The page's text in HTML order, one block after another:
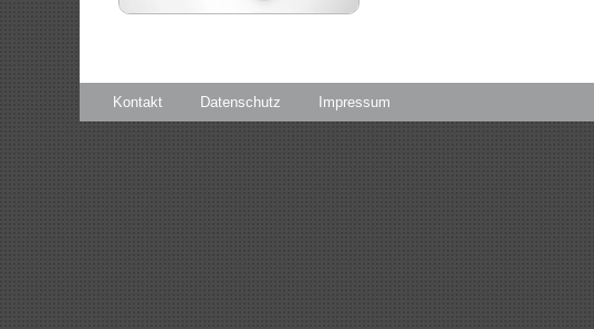
Kontakt Datenschutz Impressum